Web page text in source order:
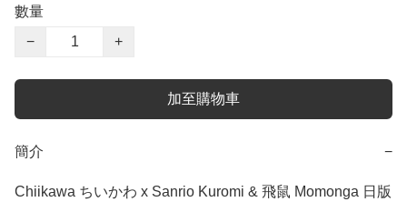
數量
−
+
加至購物車
簡介 −
Chiikawa ちいかわ x Sanrio Kuromi & 飛鼠 Momonga 日版